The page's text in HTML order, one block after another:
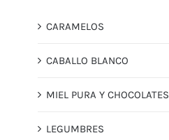
CARAMELOS
CABALLO BLANCO
MIEL PURA Y CHOCOLATES
LEGUMBRES